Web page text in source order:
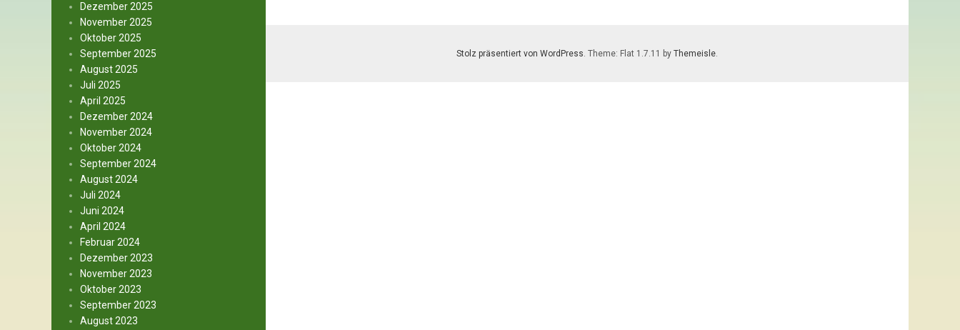
Dezember 2025
November 2025
Oktober 2025
September 2025
August 2025
Juli 2025
April 2025
Dezember 2024
November 2024
Oktober 2024
September 2024
August 2024
Juli 2024
Juni 2024
April 2024
Februar 2024
Dezember 2023
November 2023
Oktober 2023
September 2023
August 2023
Stolz präsentiert von WordPress. Theme: Flat 1.7.11 by Themeisle.